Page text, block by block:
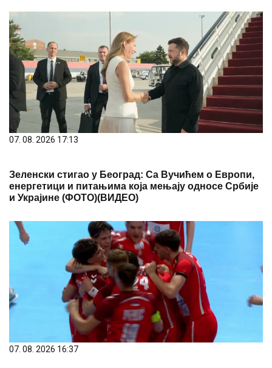
07. 08. 2026 17:13
Зеленски стигао у Београд: Са Вучићем о Европи,
енергетици и питањима која мењају односе Србије
и Украјине (ФОТО)(ВИДЕО)
07. 08. 2026 16:37